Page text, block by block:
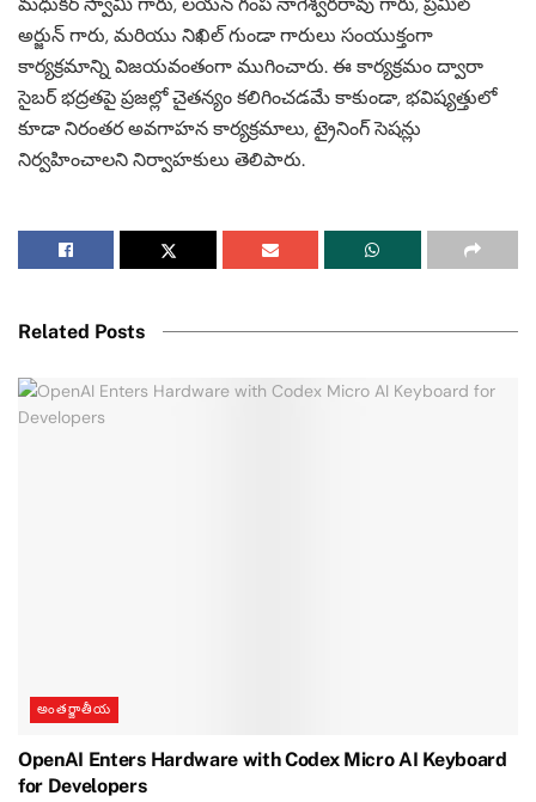
అర్జున్ గారు, మరియు నిఖిల్ గుండా గారులు సంయుక్తంగా
కార్యక్రమాన్ని విజయవంతంగా ముగించారు. ఈ కార్యక్రమం ద్వారా
సైబర్ భద్రతపై ప్రజల్లో చైతన్యం కలిగించడమే కాకుండా, భవిష్యత్తులో
కూడా నిరంతర అవగాహన కార్యక్రమాలు, ట్రైనింగ్ సెషన్లు
నిర్వహించాలని నిర్వాహకులు తెలిపారు.
Related Posts
అంతర్జాతీయ
OpenAI Enters Hardware with Codex Micro AI Keyboard
for Developers